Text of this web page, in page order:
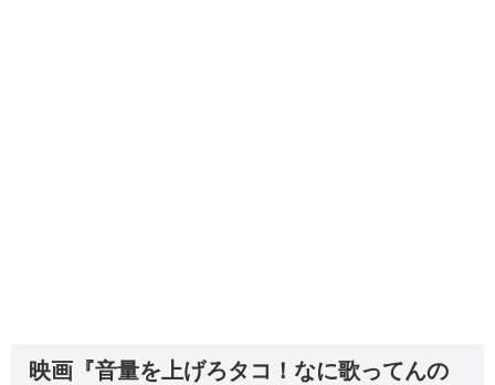
映画『音量を上げろタコ！なに歌ってんの